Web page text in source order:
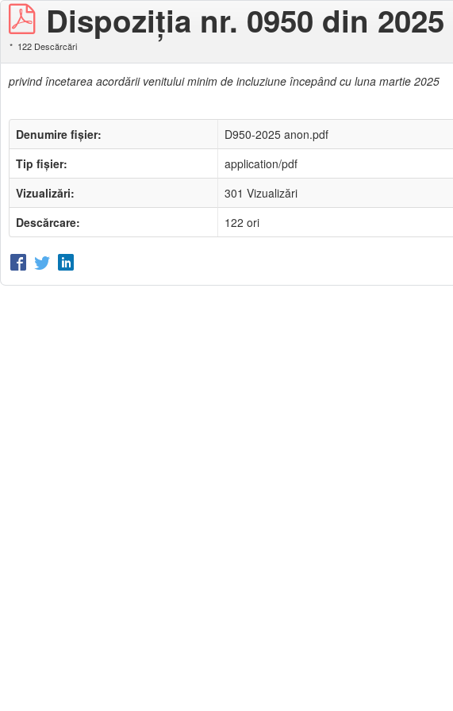
Dispoziţia nr. 0950 din 2025
122 Descărcări
privind încetarea acordării venitului minim de incluziune începând cu luna martie 2025
Denumire fișier:
D950-2025 anon.pdf
Tip fișier:
application/pdf
Vizualizări:
301 Vizualizări
Descărcare:
122 ori